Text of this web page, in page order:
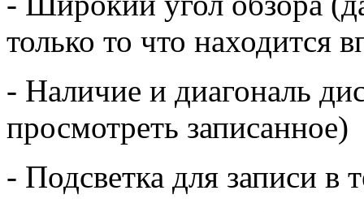
только то что находится
- Наличие и диагональ
просмотреть записанное)
- Подсветка для записи в